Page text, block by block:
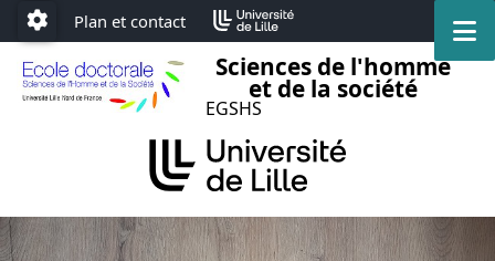
Accéder au menu principal
Accéder au contenu
Paramétrage
Plan et contact
Sciences de l'homme
et de la société
EGSHS